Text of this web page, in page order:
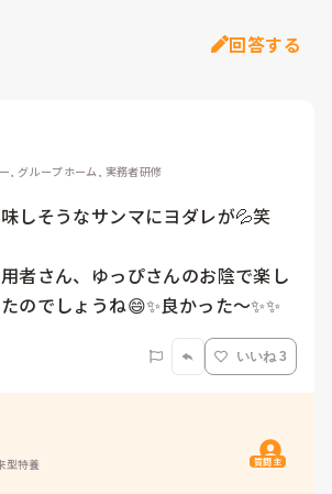
回答する
, グループホーム, 実務者研修
しそうなサンマにヨダレが💦笑
者さん、ゆっぴさんのお陰で楽し
のでしょうね😄✨良かった〜✨✨
いいね 3
型特養 質問主